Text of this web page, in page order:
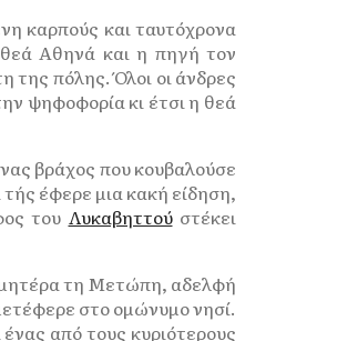
καρπούς και ταυτόχρονα
Αθηνά και η πηγή τον
της πόλης. Όλοι οι άνδρες
ψηφοφορία κι έτσι η θεά
βράχος που κουβαλούσε
έφερε μια κακή είδηση,
του Λυκαβηττούστέκει
τη Μετώπη, αδελφή
στο ομώνυμο νησί.
από τους κυριότερους